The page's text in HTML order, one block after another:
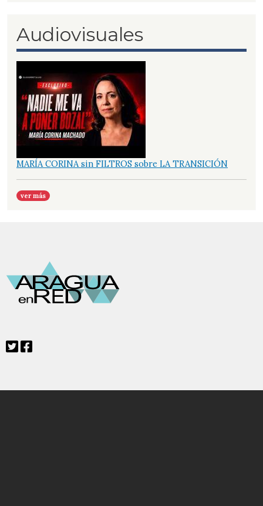
Audiovisuales
MARÍA CORINA sin FILTROS sobre LA TRANSICIÓN
ver más